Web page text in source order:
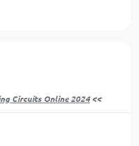
Circuits Online 2024<<